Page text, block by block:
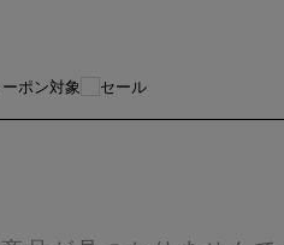
ーポン対象 セール